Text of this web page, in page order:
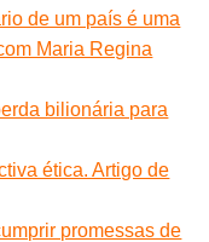
de um país é uma
Maria Regina
bilionária para
ética. Artigo de
promessas de